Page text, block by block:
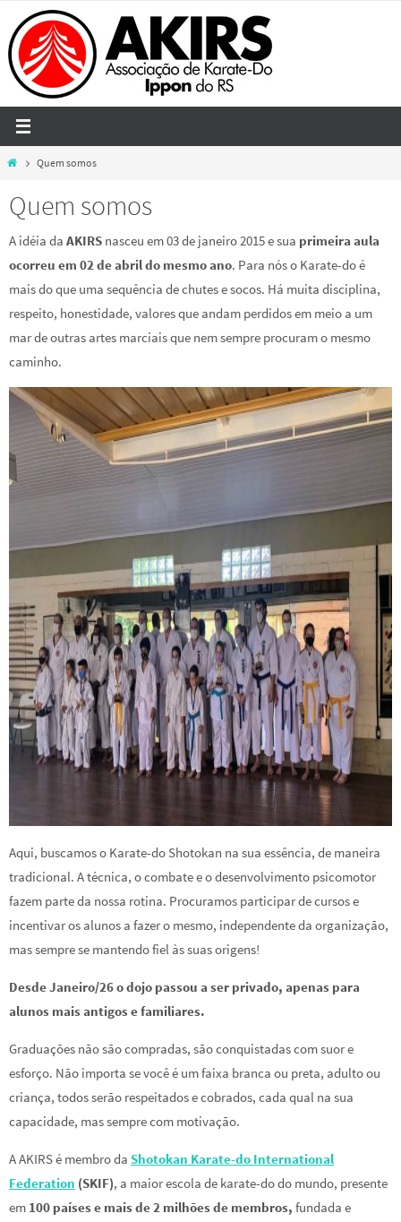
to
content
HomeQuem somos
Quem somos
A idéia da AKIRS nasceu em 03 de janeiro 2015 e sua primeira aula
ocorreu em 02 de abril do mesmo ano. Para nós o Karate-do é
mais do que uma sequência de chutes e socos. Há muita disciplina,
respeito, honestidade, valores que andam perdidos em meio a um
mar de outras artes marciais que nem sempre procuram o mesmo
caminho.
Aqui, buscamos o Karate-do Shotokan na sua essência, de maneira
tradicional. A técnica, o combate e o desenvolvimento psicomotor
fazem parte da nossa rotina. Procuramos participar de cursos e
incentivar os alunos a fazer o mesmo, independente da organização,
mas sempre se mantendo fiel às suas origens!
Desde Janeiro/26 o dojo passou a ser privado, apenas para
alunos mais antigos e familiares.
Graduações não são compradas, são conquistadas com suor e
esforço. Não importa se você é um faixa branca ou preta, adulto ou
criança, todos serão respeitados e cobrados, cada qual na sua
capacidade, mas sempre com motivação.
A AKIRS é membro da Shotokan Karate-do International
Federation (SKIF), a maior escola de karate-do do mundo, presente
em 100 países e mais de 2 milhões de membros, fundada e